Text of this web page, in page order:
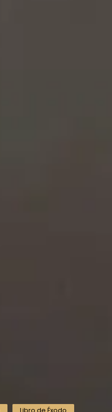
Libro de Éxodo